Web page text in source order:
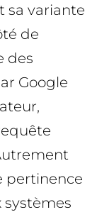
sa variante
de
des
Google
pertinence